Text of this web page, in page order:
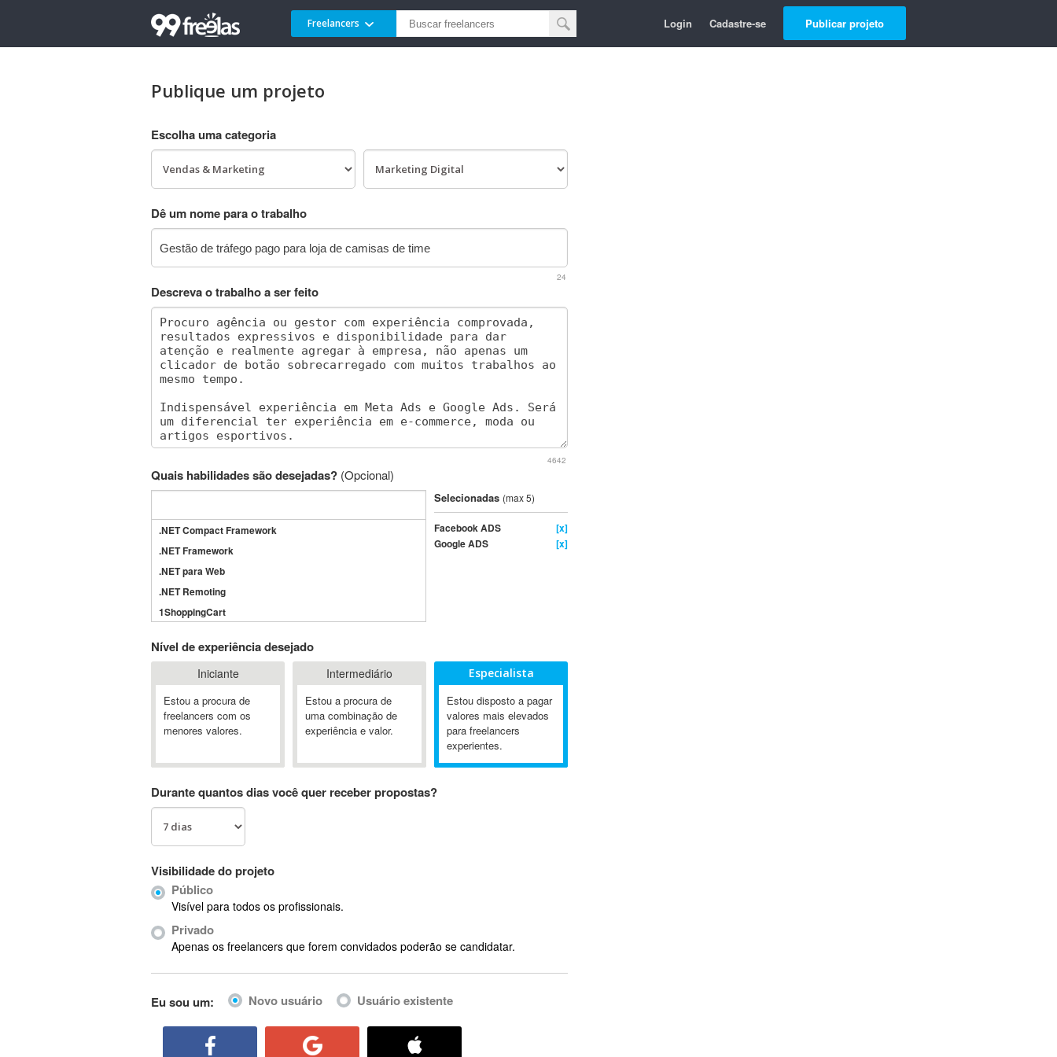
Freelancers Login Cadastre-se Publicar projeto
Publique um projeto
Escolha uma categoria
Dê um nome para o trabalho
24
Descreva o trabalho a ser feito
4642
Quais habilidades são desejadas? (Opcional)
.NET Compact Framework
.NET Framework
.NET para Web
.NET Remoting
1ShoppingCart
3GSM
4D Dimension
802.11
A&P
A-GPS
Ab Initio
ABIS
AbleCommerce
Ableton Live
Abstract Window Toolkit (AWT)
Selecionadas (max 5)
Facebook ADS
[x]
Google ADS
[x]
Nível de experiência desejado
Iniciante
Estou a procura de
freelancers com os
menores valores.
Intermediário
Estou a procura de
uma combinação de
experiência e valor.
Especialista
Estou disposto a pagar
valores mais elevados
para freelancers
experientes.
Durante quantos dias você quer receber propostas?
Visibilidade do projeto
Público
Visível para todos os profissionais.
Privado
Apenas os freelancers que forem convidados poderão se candidatar.
Eu sou um: Novo usuário Usuário existente